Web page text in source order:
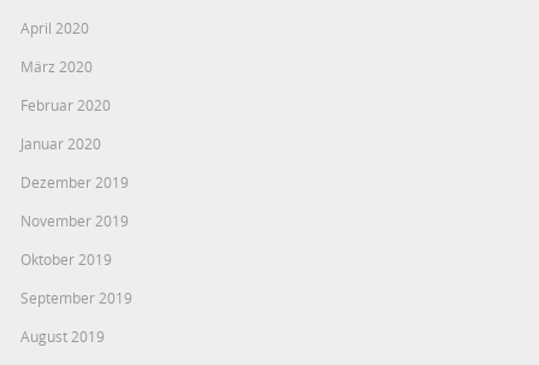
April 2020
März 2020
Februar 2020
Januar 2020
Dezember 2019
November 2019
Oktober 2019
September 2019
August 2019